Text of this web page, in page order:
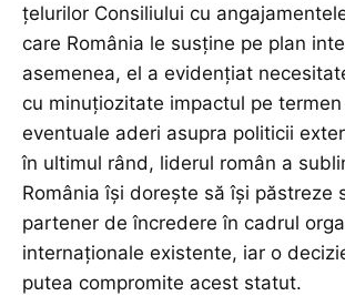
țelurilor Consiliului cu
care România le susține pe plan
asemenea, el a evidențiat
cu minuțiozitate impactul pe
eventuale aderi asupra politicii
în ultimul rând, liderul român a
România își dorește să își păstreze
partener de încredere în cadrul
internaționale existente, iar o
putea compromite acest statut.